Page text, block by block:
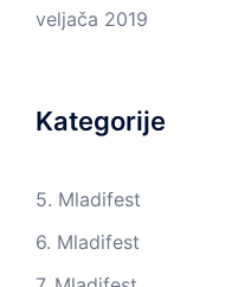
veljača 2019
Kategorije
5. Mladifest
6. Mladifest